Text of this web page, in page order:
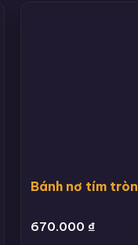
Bánh nơ tím tròn
670.000 ₫